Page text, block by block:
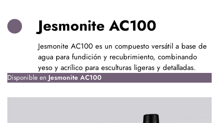
Jesmonite AC100
Jesmonite AC100 es un compuesto versátil a base de
agua para fundición y recubrimiento, combinando
yeso y acrílico para esculturas ligeras y detalladas.
Disponible en Jesmonite AC100